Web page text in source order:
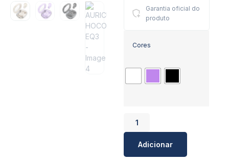
Garantia oficial do
produto
Cores
Adicionar